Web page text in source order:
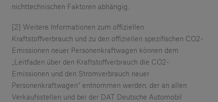
nichttechnischen Faktoren abhängig.
[2] Weitere Informationen zum offiziellen
Kraftstoffverbrauch und zu den offiziellen spezifischen CO2-
Emissionen neuer Personenkraftwagen können dem
„Leitfaden über den Kraftstoffverbrauch die CO2-
Emissionen und den Stromverbrauch neuer
Personenkraftwagen“ entnommen werden, der an allen
Verkaufsstellen und bei der DAT Deutsche Automobil